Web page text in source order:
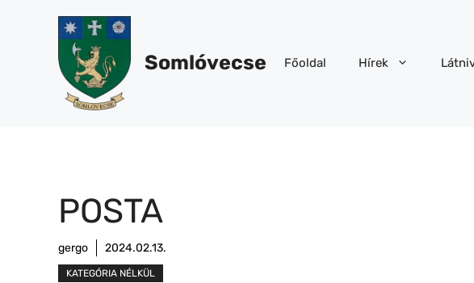
Somlóvecse Főoldal Hírek
POSTA
gergo 2024.02.13.
KATEGÓRIA NÉLKÜL